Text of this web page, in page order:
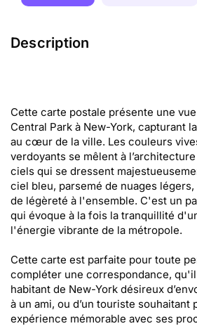
Description
Cette carte postale présente une
Central Park à New-York, capturant
au cœur de la ville. Les couleurs
verdoyants se mêlent à
ciels qui se dressent
ciel bleu, parsemé de nuages
de légèreté à l'ensemble. C'est un
qui évoque à la fois la tranquillité
l'énergie vibrante de la métropole.
Cette carte est parfaite pour toute
compléter une correspondance,
habitant de New-York désireux
à un ami, ou d’un touriste souhaitant
expérience mémorable avec ses